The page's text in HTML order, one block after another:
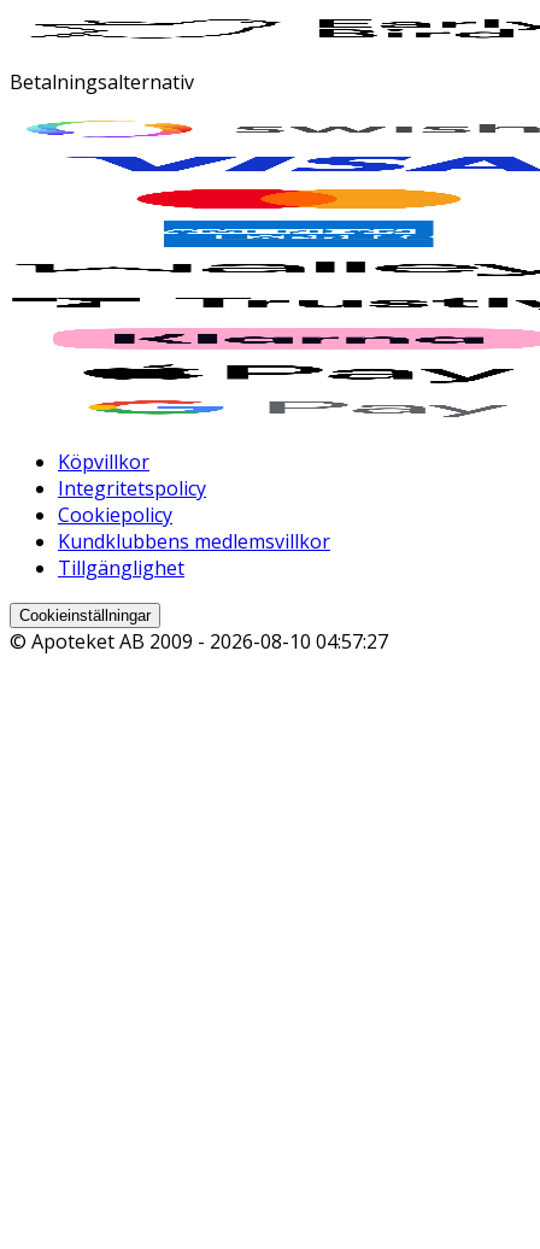
Betalningsalternativ
Köpvillkor
Integritetspolicy
Cookiepolicy
Kundklubbens medlemsvillkor
Tillgänglighet
Cookieinställningar
© Apoteket AB 2009 - 2026-08-10 04:57:27